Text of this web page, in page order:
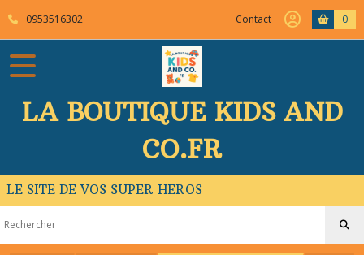
0953516302 Contact 0
LA BOUTIQUE KIDS AND
CO.FR
LE SITE DE VOS SUPER HEROS